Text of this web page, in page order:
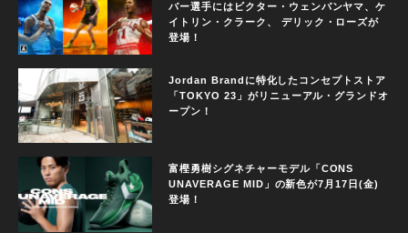
バー選手にはビクター・ウェンバンヤマ、ケ
イトリン・クラーク、 デリック・ローズが
登場！
Jordan Brandに特化したコンセプトストア
「TOKYO 23」がリニューアル・グランドオ
ープン！
富樫勇樹シグネチャーモデル「CONS
UNAVERAGE MID」の新色が7月17日(金)
登場！